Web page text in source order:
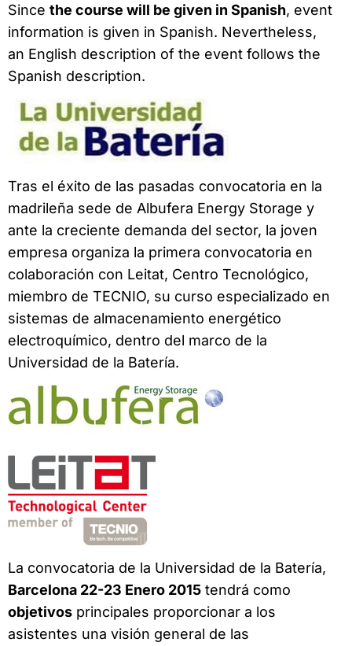
Since the course will be given in Spanish, event
information is given in Spanish. Nevertheless,
an English description of the event follows the
Spanish description.
Tras el éxito de las pasadas convocatoria en la
madrileña sede de Albufera Energy Storage y
ante la creciente demanda del sector, la joven
empresa organiza la primera convocatoria en
colaboración con Leitat, Centro Tecnológico,
miembro de TECNIO, su curso especializado en
sistemas de almacenamiento energético
electroquímico, dentro del marco de la
Universidad de la Batería.
La convocatoria de la Universidad de la Batería,
Barcelona 22-23 Enero 2015 tendrá como
objetivos principales proporcionar a los
asistentes una visión general de las